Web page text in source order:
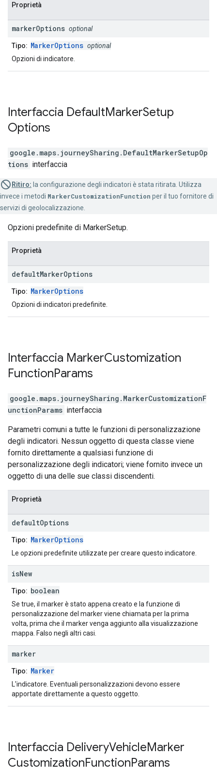
Proprietà
markerOptions optional
Tipo: MarkerOptions optional
Opzioni di indicatore.
Interfaccia DefaultMarkerSetup
Options
google.maps.journeySharing . DefaultMarkerSetupOp
tions interfaccia
Ritiro: la configurazione degli indicatori è stata ritirata. Utilizza
invece i metodi MarkerCustomizationFunction per il tuo fornitore di
servizi di geolocalizzazione.
Opzioni predefinite di MarkerSetup.
Proprietà
defaultMarkerOptions
Tipo: MarkerOptions
Opzioni di indicatori predefinite.
Interfaccia MarkerCustomization
FunctionParams
google.maps.journeySharing . MarkerCustomizationF
unctionParams interfaccia
Parametri comuni a tutte le funzioni di personalizzazione
degli indicatori. Nessun oggetto di questa classe viene
fornito direttamente a qualsiasi funzione di
personalizzazione degli indicatori; viene fornito invece un
oggetto di una delle sue classi discendenti.
Proprietà
defaultOptions
Tipo: MarkerOptions
Le opzioni predefinite utilizzate per creare questo indicatore.
isNew
Tipo: boolean
Se true, il marker è stato appena creato e la funzione di
personalizzazione del marker viene chiamata per la prima
volta, prima che il marker venga aggiunto alla visualizzazione
mappa. Falso negli altri casi.
marker
Tipo: Marker
L'indicatore. Eventuali personalizzazioni devono essere
apportate direttamente a questo oggetto.
Interfaccia DeliveryVehicleMarker
CustomizationFunctionParams